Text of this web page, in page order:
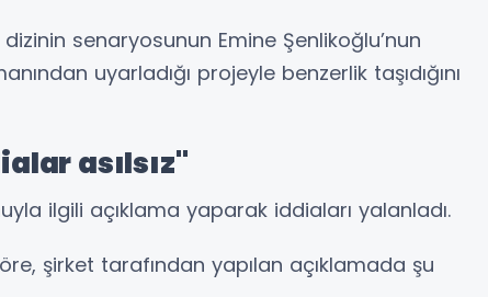
senaryosunun Emine Şenlikoğlu’nun
uyarladığı projeyle benzerlik taşıdığını
asılsız"
ilgili açıklama yaparak iddiaları yalanladı.
şirket tarafından yapılan açıklamada şu